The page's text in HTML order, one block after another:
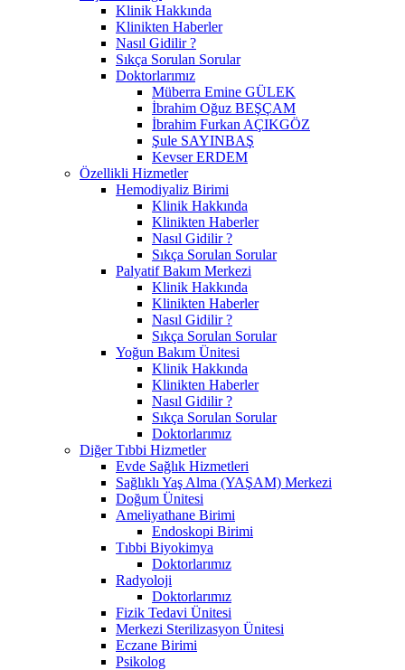
Klinik Hakkında
Klinikten Haberler
Nasıl Gidilir ?
Sıkça Sorulan Sorular
Doktorlarımız
Müberra Emine GÜLEK
İbrahim Oğuz BEŞÇAM
İbrahim Furkan AÇIKGÖZ
Şule SAYINBAŞ
Kevser ERDEM
Özellikli Hizmetler
Hemodiyaliz Birimi
Klinik Hakkında
Klinikten Haberler
Nasıl Gidilir ?
Sıkça Sorulan Sorular
Palyatif Bakım Merkezi
Klinik Hakkında
Klinikten Haberler
Nasıl Gidilir ?
Sıkça Sorulan Sorular
Yoğun Bakım Ünitesi
Klinik Hakkında
Klinikten Haberler
Nasıl Gidilir ?
Sıkça Sorulan Sorular
Doktorlarımız
Diğer Tıbbi Hizmetler
Evde Sağlık Hizmetleri
Sağlıklı Yaş Alma (YAŞAM) Merkezi
Doğum Ünitesi
Ameliyathane Birimi
Endoskopi Birimi
Tıbbi Biyokimya
Doktorlarımız
Radyoloji
Doktorlarımız
Fizik Tedavi Ünitesi
Merkezi Sterilizasyon Ünitesi
Eczane Birimi
Psikolog